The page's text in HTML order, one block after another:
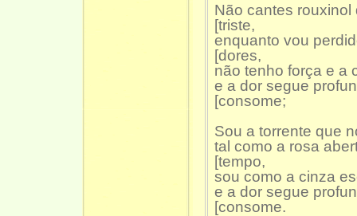
Não cantes rouxinol
[triste,
enquanto vou
[dores,
não tenho força e a
e a dor segue
[consome;
Sou a torrente que
tal como a rosa
[tempo,
sou como a cinza
e a dor segue
[consome.